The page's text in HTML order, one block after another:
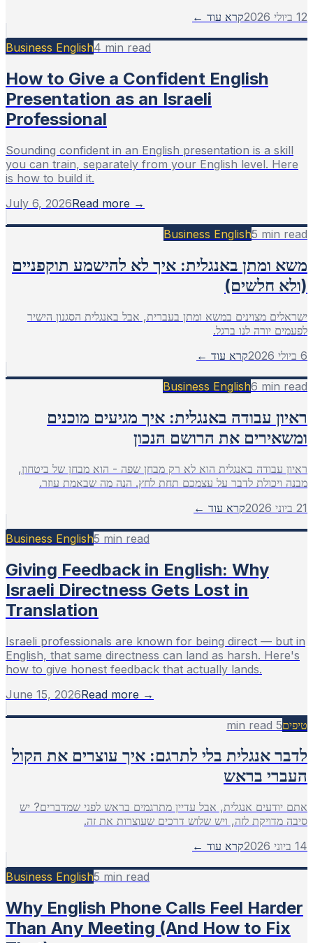
12 ביולי 2026
קרא עוד ←
Business English4 min read
How to Give a Confident English
Presentation as an Israeli
Professional
Sounding confident in an English presentation is a skill
you can train, separately from your English level. Here
is how to build it.
July 6, 2026Read more →
Business English5 min read
משא ומתן באנגלית: איך לא להישמע תוקפניים
(ולא חלשים)
ישראלים מצוינים במשא ומתן בעברית, אבל באנגלית הסגנון הישיר
לפעמים יורה לנו ברגל.
6 ביולי 2026
קרא עוד ←
Business English6 min read
ראיון עבודה באנגלית: איך מגיעים מוכנים
ומשאירים את הרושם הנכון
ראיון עבודה באנגלית הוא לא רק מבחן שפה - הוא מבחן של ביטחון,
מבנה ויכולת לדבר על עצמכם תחת לחץ. הנה מה שבאמת עוזר.
21 ביוני 2026
קרא עוד ←
Business English5 min read
Giving Feedback in English: Why
Israeli Directness Gets Lost in
Translation
Israeli professionals are known for being direct — but in
English, that same directness can land as harsh. Here's
how to give honest feedback that actually lands.
June 15, 2026Read more →
טיפים5
לדבר אנגלית בלי לתרגם: איך עוצרים את הקול
העברי בראש
אתם יודעים אנגלית, אבל עדיין מתרגמים בראש לפני שמדברים? יש
סיבה מדויקת לזה, ויש שלוש דרכים שעוצרות את זה.
14 ביוני 2026
קרא עוד ←
Business English5 min read
Why English Phone Calls Feel Harder
Than Any Meeting (And How to Fix